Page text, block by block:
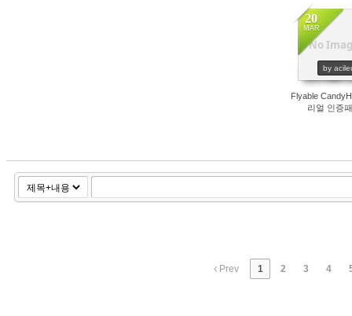
No
20
MAR
by
534
Flyable
리얼 인증
Prev 1 2 3 4